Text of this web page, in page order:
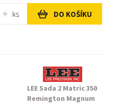
ks DO KOŠÍKU
LEE Sada 2 Matric 350
Remington Magnum